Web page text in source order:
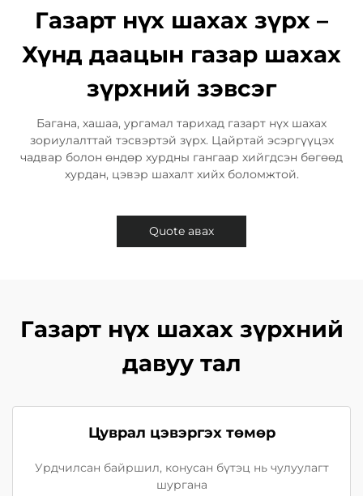
Газарт нүх шахах зүрх –
Хүнд даацын газар шахах
зүрхний зэвсэг
Багана, хашаа, ургамал тарихад газарт нүх шахах
зориулалттай тэсвэртэй зүрх. Цайртай эсэргүүцэх
чадвар болон өндөр хурдны гангаар хийгдсэн бөгөөд
хурдан, цэвэр шахалт хийх боломжтой.​
Quote авах
Газарт нүх шахах зүрхний
давуу тал
Цуврал цэвэргэх төмөр
Урдчилсан байршил, конусан бүтэц нь чулуулагт
шургана